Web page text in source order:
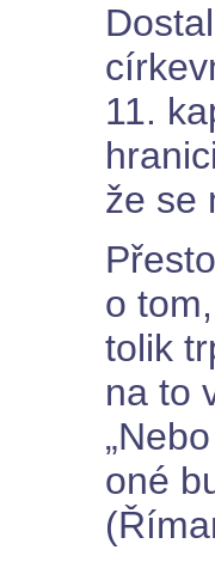
11.
že se
o
tolik
na to
oné